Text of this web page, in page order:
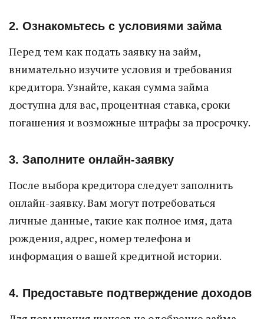
2. Ознакомьтесь с условиями займа
Перед тем как подать заявку на займ,
внимательно изучите условия и требования
кредитора. Узнайте, какая сумма займа
доступна для вас, процентная ставка, сроки
погашения и возможные штрафы за просрочку.
3. Заполните онлайн-заявку
После выбора кредитора следует заполнить
онлайн-заявку. Вам могут потребоваться
личные данные, такие как полное имя, дата
рождения, адрес, номер телефона и
информация о вашей кредитной истории.
4. Предоставьте подтверждение доходов